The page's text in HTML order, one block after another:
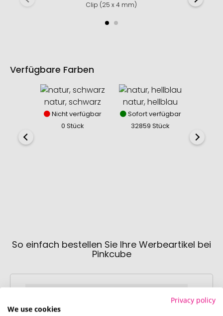
Clip (25 x 4 mm)
Verfügbare Farben
natur, schwarz
Nicht verfügbar
0 Stück
natur, hellblau
Sofort verfügbar
32859 Stück
So einfach bestellen Sie Ihre Werbeartikel bei
Pinkcube
Privacy policy
We use cookies